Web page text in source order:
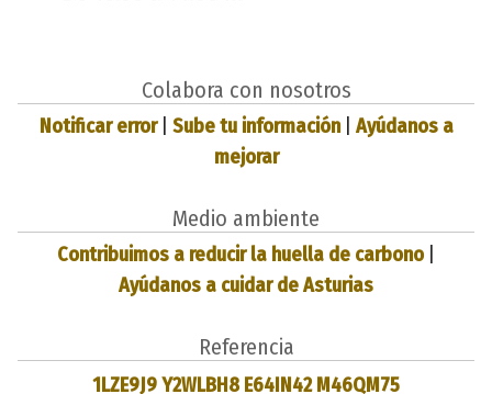
Colabora con nosotros
Notificar error| Sube tu información| Ayúdanos a
mejorar
Medio ambiente
Contribuimos a reducir la huella de carbono
Ayúdanos a cuidar de Asturias
Referencia
1LZE9J9 Y2WLBH8 E64IN42 M46QM75